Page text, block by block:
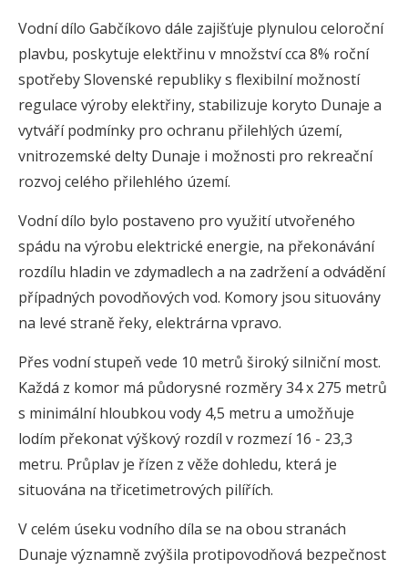
Vodní dílo Gabčíkovo dále zajišťuje plynulou celoroční
plavbu, poskytuje elektřinu v množství cca 8% roční
spotřeby Slovenské republiky s flexibilní možností
regulace výroby elektřiny, stabilizuje koryto Dunaje a
vytváří podmínky pro ochranu přilehlých území,
vnitrozemské delty Dunaje i možnosti pro rekreační
rozvoj celého přilehlého území.
Vodní dílo bylo postaveno pro využití utvořeného
spádu na výrobu elektrické energie, na překonávání
rozdílu hladin ve zdymadlech a na zadržení a odvádění
případných povodňových vod. Komory jsou situovány
na levé straně řeky, elektrárna vpravo.
Přes vodní stupeň vede 10 metrů široký silniční most.
Každá z komor má půdorysné rozměry 34 x 275 metrů
s minimální hloubkou vody 4,5 metru a umožňuje
lodím překonat výškový rozdíl v rozmezí 16 - 23,3
metru. Průplav je řízen z věže dohledu, která je
situována na třicetimetrových pilířích.
V celém úseku vodního díla se na obou stranách
Dunaje významně zvýšila protipovodňová bezpečnost